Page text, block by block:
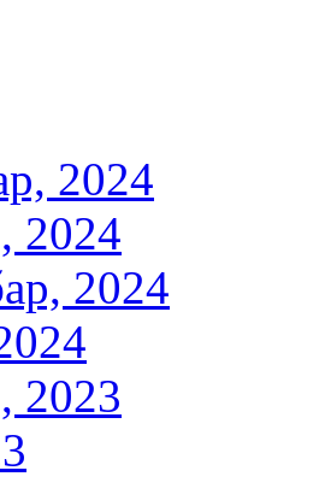
2024
2024
2024
2023